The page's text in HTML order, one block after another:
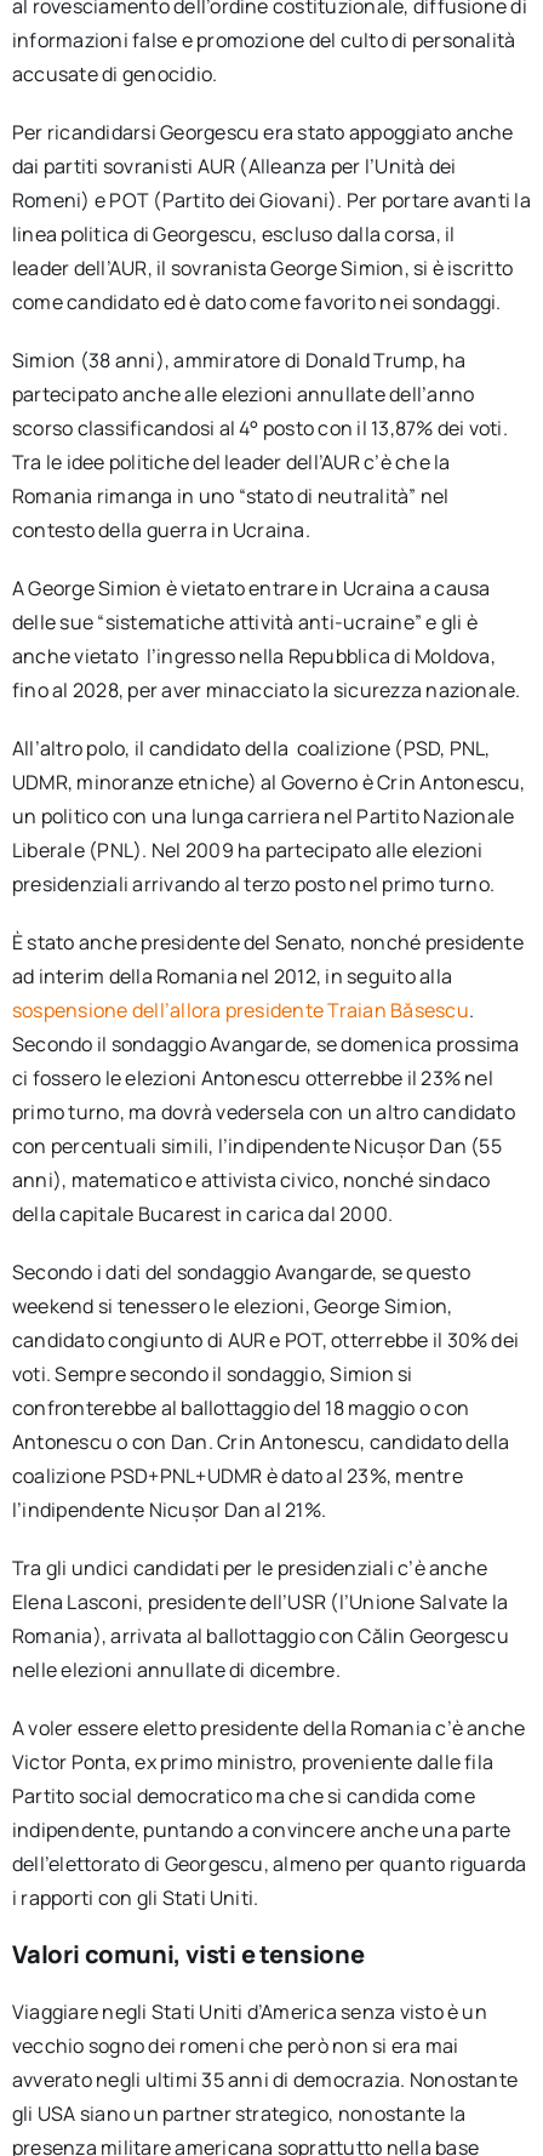
al rovesciamento dell’ordine costituzionale, diffusione di
informazioni false e promozione del culto di personalità
accusate di genocidio.
Per ricandidarsi Georgescu era stato appoggiato anche
dai partiti sovranisti AUR (Alleanza per l’Unità dei
Romeni) e POT (Partito dei Giovani). Per portare avanti la
linea politica di Georgescu, escluso dalla corsa, il
leader dell’AUR, il sovranista George Simion, si è iscritto
come candidato ed è dato come favorito nei sondaggi.
Simion (38 anni), ammiratore di Donald Trump, ha
partecipato anche alle elezioni annullate dell’anno
scorso classificandosi al 4° posto con il 13,87% dei voti.
Tra le idee politiche del leader dell’AUR c’è che la
Romania rimanga in uno “stato di neutralità” nel
contesto della guerra in Ucraina.
A George Simion è vietato entrare in Ucraina a causa
delle sue “sistematiche attività anti-ucraine” e gli è
anche vietato l’ingresso nella Repubblica di Moldova,
fino al 2028, per aver minacciato la sicurezza nazionale.
All’altro polo, il candidato della coalizione (PSD, PNL,
UDMR, minoranze etniche) al Governo è Crin Antonescu,
un politico con una lunga carriera nel Partito Nazionale
Liberale (PNL). Nel 2009 ha partecipato alle elezioni
presidenziali arrivando al terzo posto nel primo turno.
È stato anche presidente del Senato, nonché presidente
ad interim della Romania nel 2012, in seguito alla
sospensione dell’allora presidente Traian Băsescu.
Secondo il sondaggio Avangarde, se domenica prossima
ci fossero le elezioni Antonescu otterrebbe il 23% nel
primo turno, ma dovrà vedersela con un altro candidato
con percentuali simili, l’indipendente Nicușor Dan (55
anni), matematico e attivista civico, nonché sindaco
della capitale Bucarest in carica dal 2000.
Secondo i dati del sondaggio Avangarde, se questo
weekend si tenessero le elezioni, George Simion,
candidato congiunto di AUR e POT, otterrebbe il 30% dei
voti. Sempre secondo il sondaggio, Simion si
confronterebbe al ballottaggio del 18 maggio o con
Antonescu o con Dan. Crin Antonescu, candidato della
coalizione PSD+PNL+UDMR è dato al 23%, mentre
l’indipendente Nicușor Dan al 21%.
Tra gli undici candidati per le presidenziali c’è anche
Elena Lasconi, presidente dell’USR (l’Unione Salvate la
Romania), arrivata al ballottaggio con Călin Georgescu
nelle elezioni annullate di dicembre.
A voler essere eletto presidente della Romania c’è anche
Victor Ponta, ex primo ministro, proveniente dalle fila
Partito social democratico ma che si candida come
indipendente, puntando a convincere anche una parte
dell’elettorato di Georgescu, almeno per quanto riguarda
i rapporti con gli Stati Uniti.
Valori comuni, visti e tensione
Viaggiare negli Stati Uniti d’America senza visto è un
vecchio sogno dei romeni che però non si era mai
avverato negli ultimi 35 anni di democrazia. Nonostante
gli USA siano un partner strategico, nonostante la
presenza militare americana soprattutto nella base